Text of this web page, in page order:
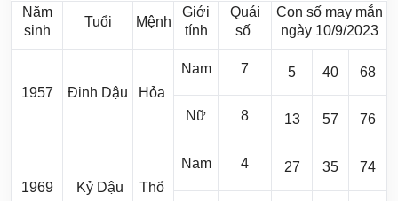
Năm
sinh
Tuổi Mệnh
Giới
tính
Quái
số
Con số may mắn
ngày 10/9/2023
1957 Đinh Dậu Hỏa
Nam 7 5 40 68
Nữ 8 13 57 76
1969 Kỷ Dậu Thổ
Nam 4 27 35 74